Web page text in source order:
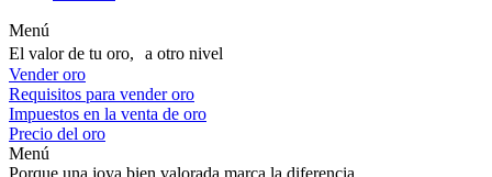
Menú
El valor de tu oro, a otro nivel
Vender oro
Requisitos para vender oro
Impuestos en la venta de oro
Precio del oro
Menú
Porque una joya bien valorada marca la diferencia